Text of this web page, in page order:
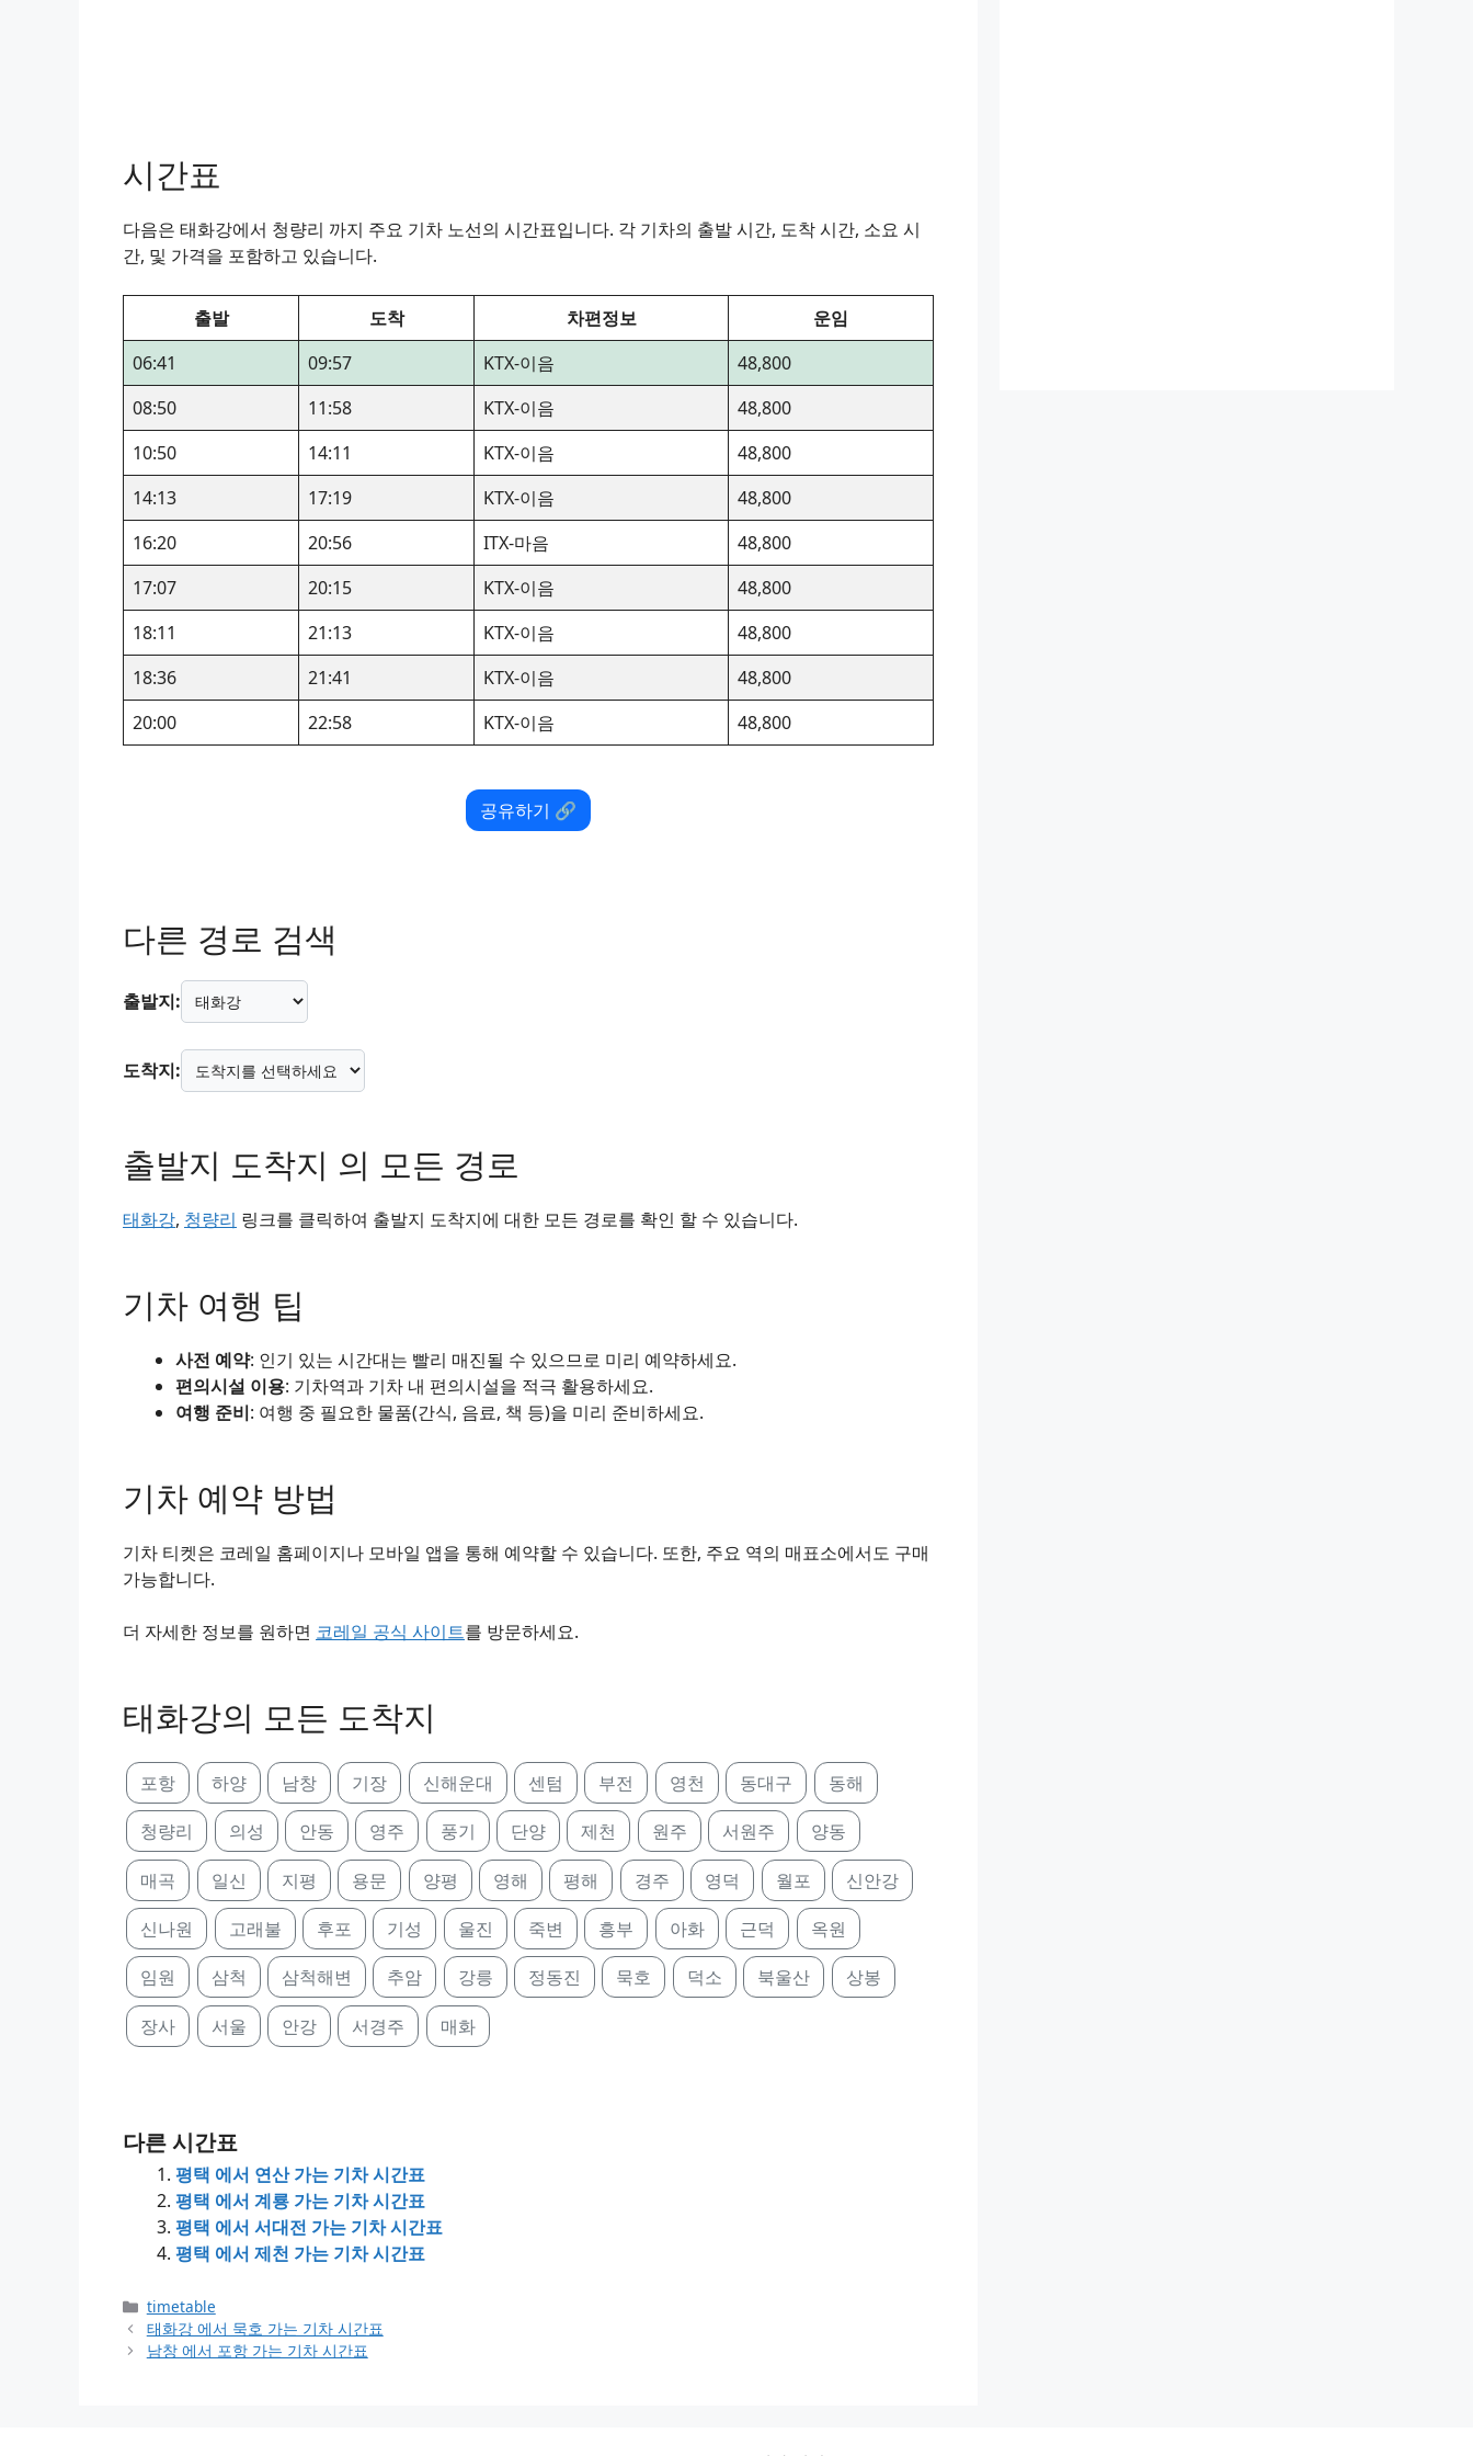
시간표
다음은 태화강에서 청량리 까지 주요 기차 노선의 시간표입니다. 각 기차의 출발 시간, 도착 시간, 소요 시
간, 및 가격을 포함하고 있습니다.
출발 도착 차편정보
운임
06:41
09:57 KTX-이음
48,800
08:50
11:58 KTX-이음
48,800
10:50
14:11 KTX-이음
48,800
14:13
17:19 KTX-이음
48,800
16:20
20:56 ITX-마음
48,800
17:07
20:15 KTX-이음
48,800
18:11
21:13 KTX-이음
48,800
18:36
21:41 KTX-이음
48,800
20:00
22:58 KTX-이음 48,800
공유하기 🔗
다른 경로 검색
출발지:
도착지:
출발지 도착지 의 모든 경로
태화강, 청량리 링크를 클릭하여 출발지 도착지에 대한 모든 경로를 확인 할 수 있습니다.
기차 여행 팁
사전 예약: 인기 있는 시간대는 빨리 매진될 수 있으므로 미리 예약하세요.
편의시설 이용: 기차역과 기차 내 편의시설을 적극 활용하세요.
여행 준비: 여행 중 필요한 물품(간식, 음료, 책 등)을 미리 준비하세요.
기차 예약 방법
기차 티켓은 코레일 홈페이지나 모바일 앱을 통해 예약할 수 있습니다. 또한, 주요 역의 매표소에서도 구매
가능합니다.
더 자세한 정보를 원하면 코레일 공식 사이트를 방문하세요.
태화강의 모든 도착지
포항 하양 남창 기장 신해운대 센텀 부전 영천 동대구 동해
청량리 의성 안동 영주 풍기 단양 제천 원주 서원주 양동
매곡 일신 지평 용문 양평 영해 평해 경주 영덕 월포 신안강
신나원 고래불 후포 기성 울진 죽변 흥부 아화 근덕 옥원
임원 삼척 삼척해변 추암 강릉 정동진 묵호 덕소 북울산 상봉
장사 서울 안강 서경주 매화
다른 시간표
평택 에서 연산 가는 기차 시간표
평택 에서 계룡 가는 기차 시간표
평택 에서 서대전 가는 기차 시간표
평택 에서 제천 가는 기차 시간표
Categories
timetable
태화강 에서 묵호 가는 기차 시간표
남창 에서 포항 가는 기차 시간표